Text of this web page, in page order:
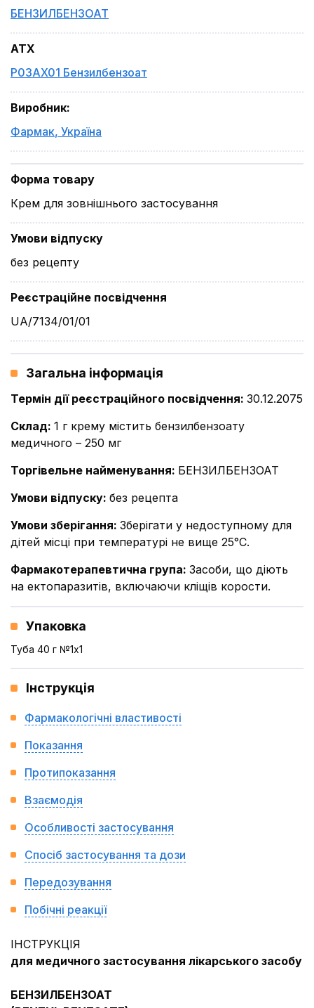
БЕНЗИЛБЕНЗОАТ
ATX
P03AX01 Бензилбензоат
Виробник:
Фармак, Україна
Форма товару
Крем для зовнішнього застосування
Умови відпуску
без рецепту
Реєстраційне посвідчення
UA/7134/01/01
Загальна інформація
Термін дії реєстраційного посвідчення: 30.12.2075
Склад: 1 г крему містить бензилбензоату
медичного – 250 мг
Торгівельне найменування: БЕНЗИЛБЕНЗОАТ
Умови відпуску: без рецепта
Умови зберігання: Зберігати у недоступному для
дітей місці при температурі не вище 25°С.
Фармакотерапевтична група: Засоби, що діють
на ектопаразитів, включаючи кліщів корости.
Упаковка
Туба 40 г №1x1
Інструкція
Фармакологічні властивості
Показання
Протипоказання
Взаємодія
Особливості застосування
Спосіб застосування та дози
Передозування
Побічні реакції
ІНСТРУКЦІЯ
для медичного застосування лікарського засобу
БЕНЗИЛБЕНЗОАТ